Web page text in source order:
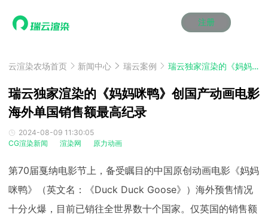
注册
效果图渲染
云制作
云渲染管理系统
瑞兔百宝箱
效果图渲染
云制作
云渲染管理系统
瑞兔百宝箱
效果图渲染
云制作
云渲染管理系统
瑞兔百宝箱
效果图渲染
云制作
云渲染管理系统
瑞兔百宝箱
效果图渲染
云制作
云渲染管理系统
瑞兔百宝箱
效果图渲染
云制作
云渲染管理系统
瑞兔百宝箱
解决方案
3ds Max云渲染方案
Blender 云渲染方案
Maya AI渲染方案
3ds Max云渲染方案
Blender 云渲染方案
Maya AI渲染方案
3ds Max云渲染方案
Blender 云渲染方案
Maya AI渲染方案
3ds Max云渲染方案
Blender 云渲染方案
Maya AI渲染方案
3ds Max云渲染方案
Blender 云渲染方案
Maya AI渲染方案
3ds Max云渲染方案
Blender 云渲染方案
Maya AI渲染方案
价格
动画价格
云制作价格
动画价格
云制作价格
动画价格
云制作价格
动画价格
云制作价格
动画价格
云制作价格
动画价格
云制作价格
案例
资讯&赛事
新闻资讯
新闻资讯
新闻资讯
新闻资讯
新闻资讯
新闻资讯
云渲染农场首页 新闻中心 瑞云案例 瑞云独家渲染的《妈妈咪鸭》创国产动画电影海外单国销售额最高纪录
瑞云独家渲染的《妈妈咪鸭》创国产动画电影
海外单国销售额最高纪录
2024-08-09 11:30:05
CG渲染新闻
渲染网 原力动画
第70届戛纳电影节上，备受瞩目的中国原创动画电影《妈妈
咪鸭》（英文名：《Duck Duck Goose》）海外预售情况
十分火爆，目前已销往全世界数十个国家。仅英国的销售额